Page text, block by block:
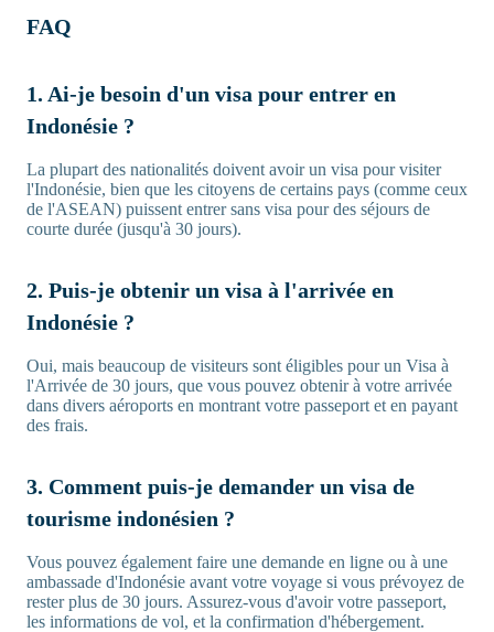
FAQ
1. Ai-je besoin d'un visa pour entrer en
Indonésie ?
La plupart des nationalités doivent avoir un visa pour visiter
l'Indonésie, bien que les citoyens de certains pays (comme ceux
de l'ASEAN) puissent entrer sans visa pour des séjours de
courte durée (jusqu'à 30 jours).
2. Puis-je obtenir un visa à l'arrivée en
Indonésie ?
Oui, mais beaucoup de visiteurs sont éligibles pour un Visa à
l'Arrivée de 30 jours, que vous pouvez obtenir à votre arrivée
dans divers aéroports en montrant votre passeport et en payant
des frais.
3. Comment puis-je demander un visa de
tourisme indonésien ?
Vous pouvez également faire une demande en ligne ou à une
ambassade d'Indonésie avant votre voyage si vous prévoyez de
rester plus de 30 jours. Assurez-vous d'avoir votre passeport,
les informations de vol, et la confirmation d'hébergement.